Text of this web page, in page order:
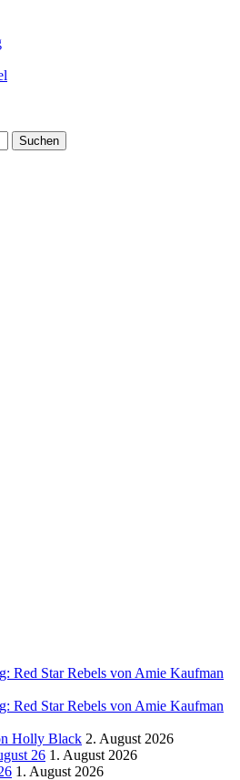
Red Star Rebels von Amie Kaufman
Red Star Rebels von Amie Kaufman
Holly Black 2. August 2026
26 1. August 2026
1. August 2026